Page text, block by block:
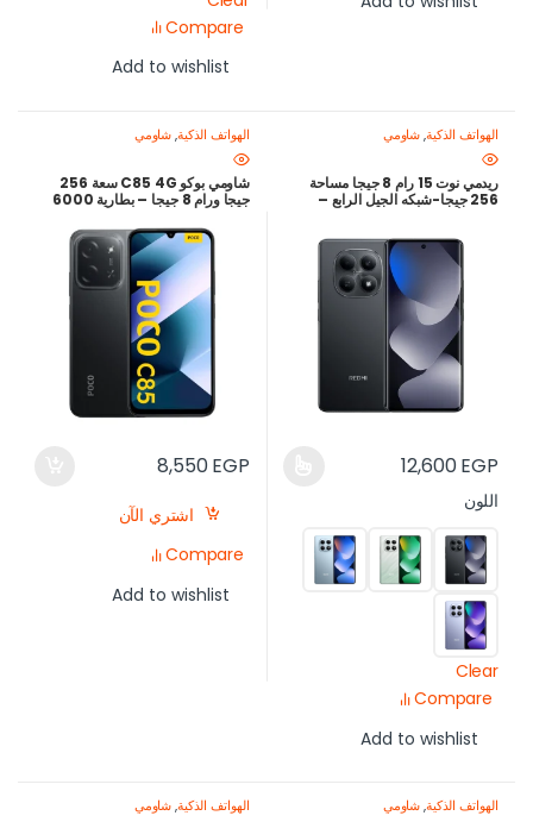
Compare
Add to wishlist
الهواتف الذكية,شاومي
ريدمي نوت 15 رام 8 جيجا مساحة
256 جيجا-شبكه الجيل الرابع –
12,600EGP
اللون
Clear
Compare
Add to wishlist
الهواتف الذكية,شاومي
شاومي بوكو C85 4G سعة 256
جيجا ورام 8 جيجا – بطارية 6000
8,550EGP
اشتري الآن
Compare
Add to wishlist
الهواتف الذكية,شاومي الهواتف الذكية,شاومي